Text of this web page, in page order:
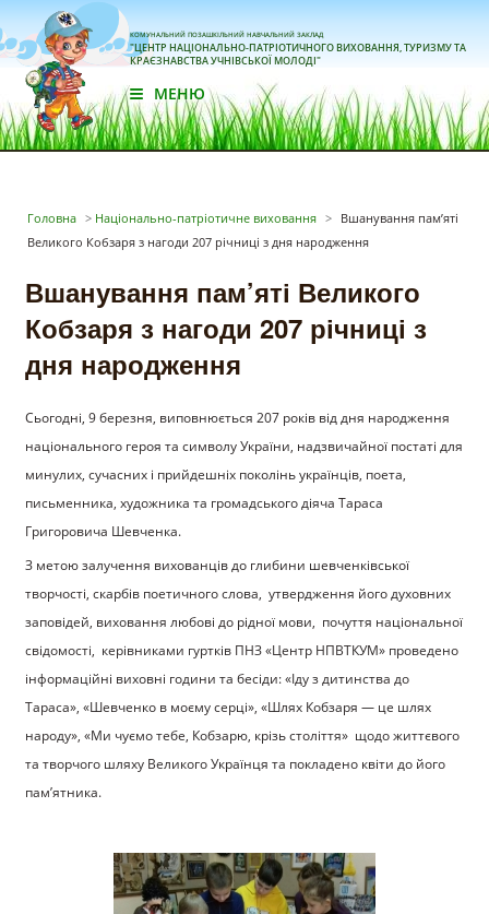
КОМУНАЛЬНИЙ ПОЗАШКІЛЬНИЙ НАВЧАЛЬНИЙ ЗАКЛАД
"ЦЕНТР НАЦІОНАЛЬНО-ПАТРІОТИЧНОГО ВИХОВАННЯ, ТУРИЗМУ ТА
КРАЄЗНАВСТВА УЧНІВСЬКОЇ МОЛОДІ"
МЕНЮ
Головна > Національно-патріотичне виховання > Вшанування пам’яті
Великого Кобзаря з нагоди 207 річниці з дня народження
Вшанування пам’яті Великого
Кобзаря з нагоди 207 річниці з
дня народження
Сьогодні, 9 березня, виповнюється 207 років від дня народження
національного героя та символу України, надзвичайної постаті для
минулих, сучасних і прийдешніх поколінь українців, поета,
письменника, художника та громадського діяча Тараса
Григоровича Шевченка.
З метою залучення вихованців до глибини шевченківської
творчості, скарбів поетичного слова, утвердження його духовних
заповідей, виховання любові до рідної мови, почуття національної
свідомості, керівниками гуртків ПНЗ «Центр НПВТКУМ» проведено
інформаційні виховні години та бесіди: «Іду з дитинства до
Тараса», «Шевченко в моєму серці», «Шлях Кобзаря — це шлях
народу», «Ми чуємо тебе, Кобзарю, крізь століття» щодо життєвого
та творчого шляху Великого Українця та покладено квіти до його
пам’ятника.